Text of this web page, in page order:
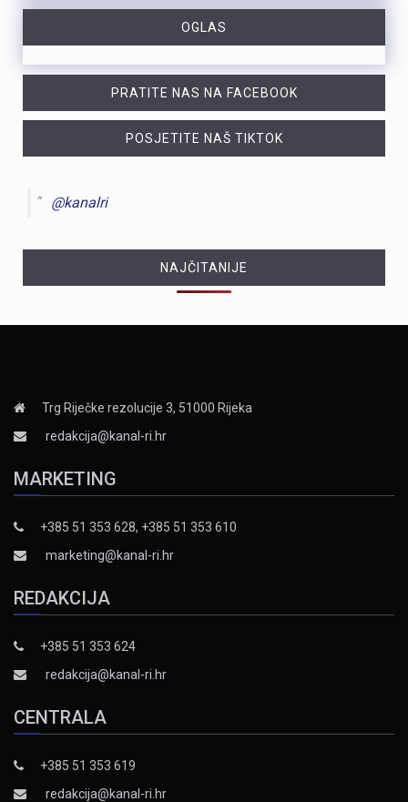
OGLAS
PRATITE NAS NA FACEBOOK
POSJETITE NAŠ TIKTOK
@kanalri
NAJČITANIJE
Trg Riječke rezolucije 3, 51000 Rijeka
redakcija@kanal-ri.hr
MARKETING
+385 51 353 628, +385 51 353 610
marketing@kanal-ri.hr
REDAKCIJA
+385 51 353 624
redakcija@kanal-ri.hr
CENTRALA
+385 51 353 619
redakcija@kanal-ri.hr